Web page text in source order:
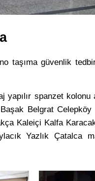
taşıma güvenlik
spanzet kolonu
Belgrat
Kaleiçi Kalfa
Yazlık Çatalca